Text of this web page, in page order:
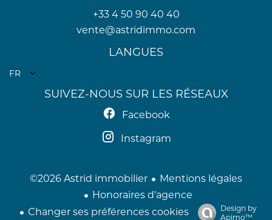
+33 4 50 90 40 40
vente@astridimmo.com
LANGUES
FR
SUIVEZ-NOUS SUR LES RÉSEAUX
Facebook
Instagram
©2026 Astrid immobilier
Mentions légales
Honoraires d'agence
Changer ses préférences cookies
Design by
Apimo™